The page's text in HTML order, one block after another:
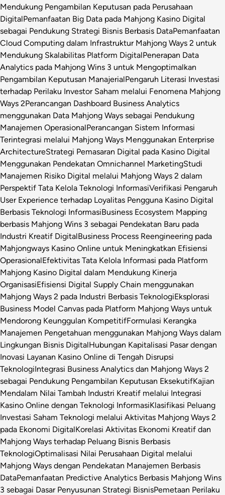
Mendukung Pengambilan Keputusan pada Perusahaan
DigitalPemanfaatan Big Data pada Mahjong Kasino Digital
sebagai Pendukung Strategi Bisnis Berbasis DataPemanfaatan
Cloud Computing dalam Infrastruktur Mahjong Ways 2 untuk
Mendukung Skalabilitas Platform DigitalPenerapan Data
Analytics pada Mahjong Wins 3 untuk Mengoptimalkan
Pengambilan Keputusan ManajerialPengaruh Literasi Investasi
terhadap Perilaku Investor Saham melalui Fenomena Mahjong
Ways 2Perancangan Dashboard Business Analytics
menggunakan Data Mahjong Ways sebagai Pendukung
Manajemen OperasionalPerancangan Sistem Informasi
Terintegrasi melalui Mahjong Ways Menggunakan Enterprise
ArchitectureStrategi Pemasaran Digital pada Kasino Digital
Menggunakan Pendekatan Omnichannel MarketingStudi
Manajemen Risiko Digital melalui Mahjong Ways 2 dalam
Perspektif Tata Kelola Teknologi InformasiVerifikasi Pengaruh
User Experience terhadap Loyalitas Pengguna Kasino Digital
Berbasis Teknologi InformasiBusiness Ecosystem Mapping
berbasis Mahjong Wins 3 sebagai Pendekatan Baru pada
Industri Kreatif DigitalBusiness Process Reengineering pada
Mahjongways Kasino Online untuk Meningkatkan Efisiensi
OperasionalEfektivitas Tata Kelola Informasi pada Platform
Mahjong Kasino Digital dalam Mendukung Kinerja
OrganisasiEfisiensi Digital Supply Chain menggunakan
Mahjong Ways 2 pada Industri Berbasis TeknologiEksplorasi
Business Model Canvas pada Platform Mahjong Ways untuk
Mendorong Keunggulan KompetitifFormulasi Kerangka
Manajemen Pengetahuan menggunakan Mahjong Ways dalam
Lingkungan Bisnis DigitalHubungan Kapitalisasi Pasar dengan
Inovasi Layanan Kasino Online di Tengah Disrupsi
TeknologiIntegrasi Business Analytics dan Mahjong Ways 2
sebagai Pendukung Pengambilan Keputusan EksekutifKajian
Mendalam Nilai Tambah Industri Kreatif melalui Integrasi
Kasino Online dengan Teknologi InformasiKlasifikasi Peluang
Investasi Saham Teknologi melalui Aktivitas Mahjong Ways 2
pada Ekonomi DigitalKorelasi Aktivitas Ekonomi Kreatif dan
Mahjong Ways terhadap Peluang Bisnis Berbasis
TeknologiOptimalisasi Nilai Perusahaan Digital melalui
Mahjong Ways dengan Pendekatan Manajemen Berbasis
DataPemanfaatan Predictive Analytics Berbasis Mahjong Wins
3 sebagai Dasar Penyusunan Strategi BisnisPemetaan Perilaku